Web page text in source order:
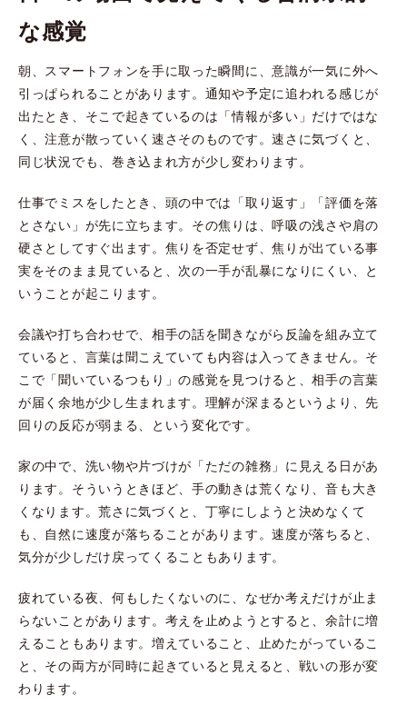
な感覚
朝、スマートフォンを手に取った瞬間に、意識が一気に外へ
引っぱられることがあります。通知や予定に追われる感じが
出たとき、そこで起きているのは「情報が多い」だけではな
く、注意が散っていく速さそのものです。速さに気づくと、
同じ状況でも、巻き込まれ方が少し変わります。
仕事でミスをしたとき、頭の中では「取り返す」「評価を落
とさない」が先に立ちます。その焦りは、呼吸の浅さや肩の
硬さとしてすぐ出ます。焦りを否定せず、焦りが出ている事
実をそのまま見ていると、次の一手が乱暴になりにくい、と
いうことが起こります。
会議や打ち合わせで、相手の話を聞きながら反論を組み立て
ていると、言葉は聞こえていても内容は入ってきません。そ
こで「聞いているつもり」の感覚を見つけると、相手の言葉
が届く余地が少し生まれます。理解が深まるというより、先
回りの反応が弱まる、という変化です。
家の中で、洗い物や片づけが「ただの雑務」に見える日があ
ります。そういうときほど、手の動きは荒くなり、音も大き
くなります。荒さに気づくと、丁寧にしようと決めなくて
も、自然に速度が落ちることがあります。速度が落ちると、
気分が少しだけ戻ってくることもあります。
疲れている夜、何もしたくないのに、なぜか考えだけが止ま
らないことがあります。考えを止めようとすると、余計に増
えることもあります。増えていること、止めたがっているこ
と、その両方が同時に起きていると見えると、戦いの形が変
わります。